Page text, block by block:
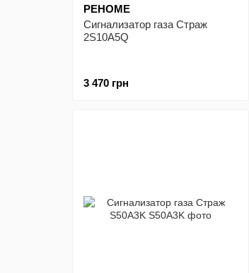
РЕНОМЕ
Сигнализатор газа Страж
2S10A5Q
3 470 грн